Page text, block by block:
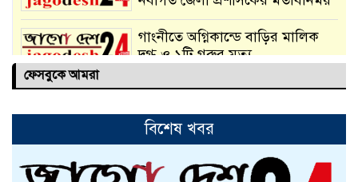
গাংনীতে অগ্নিকান্ডে বাড়ির মালিক
দগ্ধ ও ১টি গরুর মৃত্যু
দর্শনায় ২১ বোতল ফেনসিডিল সহ
আলমডাঙ্গায় স্ত্রীর দাবিতে গৃহবধূ
ইউপি সদস্যরের বাড়িতে
ফেসবুকে আমরা
বিশেষ খবর